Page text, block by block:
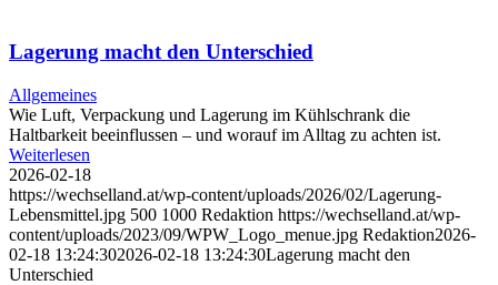
Lagerung macht den Unterschied
Allgemeines
Wie Luft, Verpackung und Lagerung im Kühlschrank die
Haltbarkeit beeinflussen – und worauf im Alltag zu achten ist.
Weiterlesen
2026-02-18
https://wechselland.at/wp-content/uploads/2026/02/Lagerung-
Lebensmittel.jpg 500 1000 Redaktion https://wechselland.at/wp-
content/uploads/2023/09/WPW_Logo_menue.jpg Redaktion2026-
02-18 13:24:302026-02-18 13:24:30Lagerung macht den
Unterschied